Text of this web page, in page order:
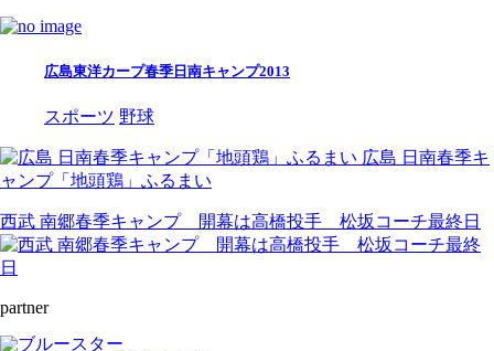
広島東洋カープ春季日南キャンプ2013
スポーツ 野球
広島 日南春季キ
ャンプ「地頭鶏」ふるまい
西武 南郷春季キャンプ 開幕は高橋投手 松坂コーチ最終日
partner